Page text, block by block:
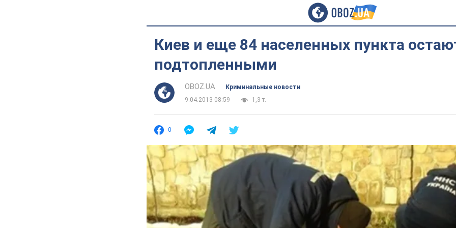
Киев и еще 84 населенных пункта
подтопленными
OBOZ.UA
Криминальные новости
9.04.2013 08:59
1,3 т.
0